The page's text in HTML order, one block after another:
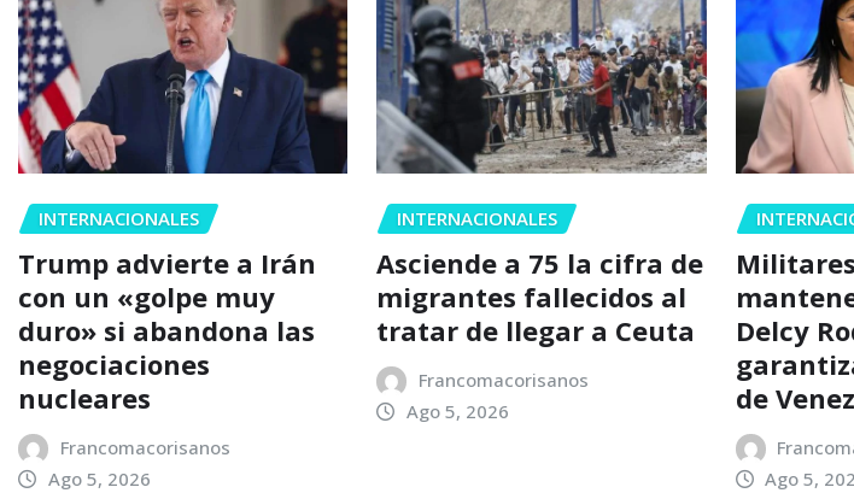
INTERNACIONALES
Trump advierte a Irán
con un «golpe muy
duro» si abandona las
negociaciones
nucleares
Francomacorisanos
Ago 5, 2026
INTERNACIONALES
Asciende a 75 la cifra de
migrantes fallecidos al
tratar de llegar a Ceuta
Francomacorisanos
Ago 5, 2026
Delcy
de
Ago 5,